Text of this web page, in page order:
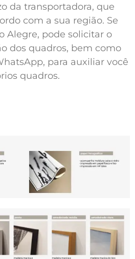
da transportadora, que
com a sua região. Se
Alegre, pode solicitar o
dos quadros, bem como
para auxiliar você
quadros.